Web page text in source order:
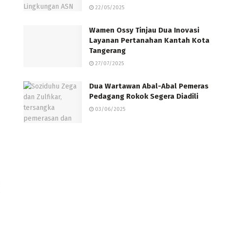
22/05/2025
Wamen Ossy Tinjau Dua Inovasi
Layanan Pertanahan Kantah Kota
Tangerang
27/07/2025
Dua Wartawan Abal-Abal Pemeras
Pedagang Rokok Segera Diadili
03/06/2025